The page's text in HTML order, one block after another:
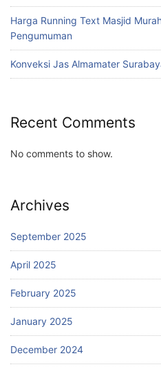
Harga Running Text Masjid
Pengumuman
Konveksi Jas Almamater
Recent Comments
No comments to show.
Archives
September 2025
April 2025
February 2025
January 2025
December 2024